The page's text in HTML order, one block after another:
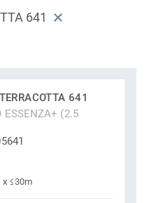
641
641
ESSENZA+ (2.5
x ≤30m